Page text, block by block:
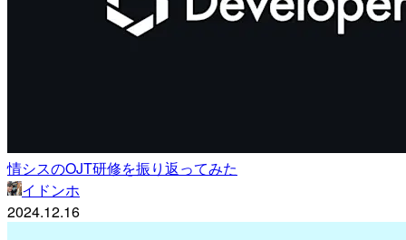
情シスのOJT研修を振り返ってみた
イドンホ
2024.12.16